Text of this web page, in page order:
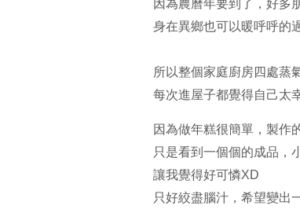
因為農曆年要到了，好多
身在異鄉也可以暖呼呼的
所以整個家庭廚房四處蒸
每次進屋子都覺得自己太
因為做年糕很簡單，製作
只是看到一個個的成品，
讓我覺得好可憐XD
只好絞盡腦汁，希望變出